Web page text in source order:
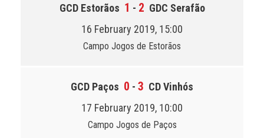
GCD Estorãos 1 - 2 GDC Serafão
16 February 2019, 15:00
Campo Jogos de Estorãos
GCD Paços 0 - 3 CD Vinhós
17 February 2019, 10:00
Campo Jogos de Paços